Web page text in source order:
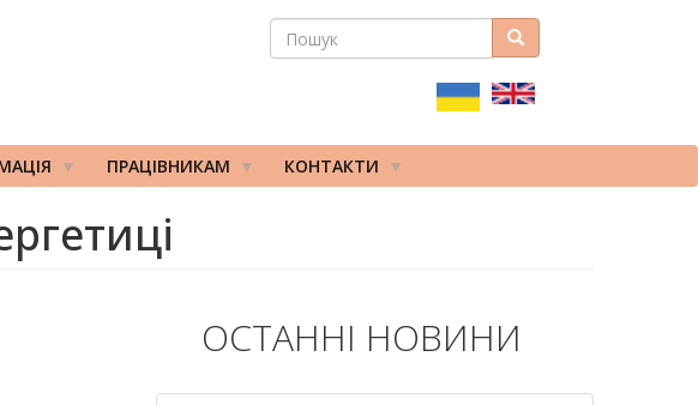
ПОШУКОВА
ПОШУК Пошук
ПРАЦІВНИКАМ КОНТАКТИ
ОСТАННІ НОВИНИ